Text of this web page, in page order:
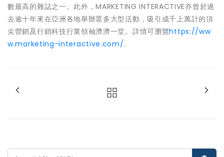
數最高的雜誌之一。此外，MARKETING INTERACTIVE亦曾於過
去逾十年來在亞洲各地舉辦眾多大型活動，吸引成千上萬計的頂
尖營銷及行銷科技行業領袖濟濟一堂。詳情可瀏覽https://ww
w.marketing-interactive.com/.